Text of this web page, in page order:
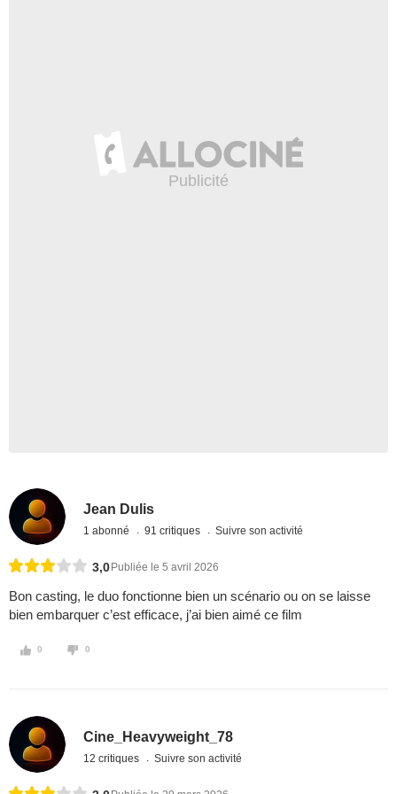
Jean Dulis
1 abonné 91 critiques Suivre son activité
3,0 Publiée le 5 avril 2026
Bon casting, le duo fonctionne bien un scénario ou on se laisse
bien embarquer c’est efficace, j’ai bien aimé ce film
0 0
Cine_Heavyweight_78
12 critiques Suivre son activité